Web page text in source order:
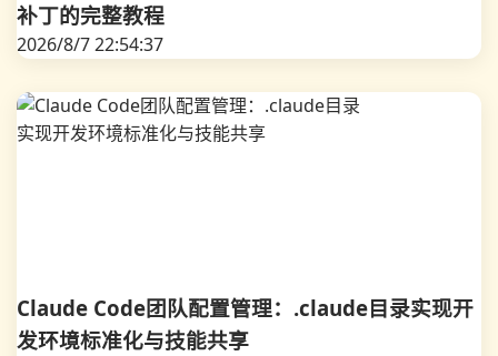
补丁的完整教程
2026/8/7 22:54:37
Claude Code团队配置管理：.claude目录实现开
发环境标准化与技能共享